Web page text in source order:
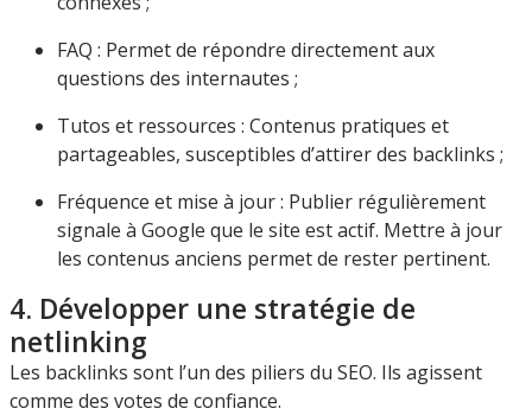
FAQ : Permet de répondre directement aux
questions des internautes ;
Tutos et ressources : Contenus pratiques et
partageables, susceptibles d’attirer des backlinks ;
Fréquence et mise à jour : Publier régulièrement
signale à Google que le site est actif. Mettre à jour
les contenus anciens permet de rester pertinent.
4. Développer une stratégie de
netlinking
Les backlinks sont l’un des piliers du SEO. Ils agissent
comme des votes de confiance.